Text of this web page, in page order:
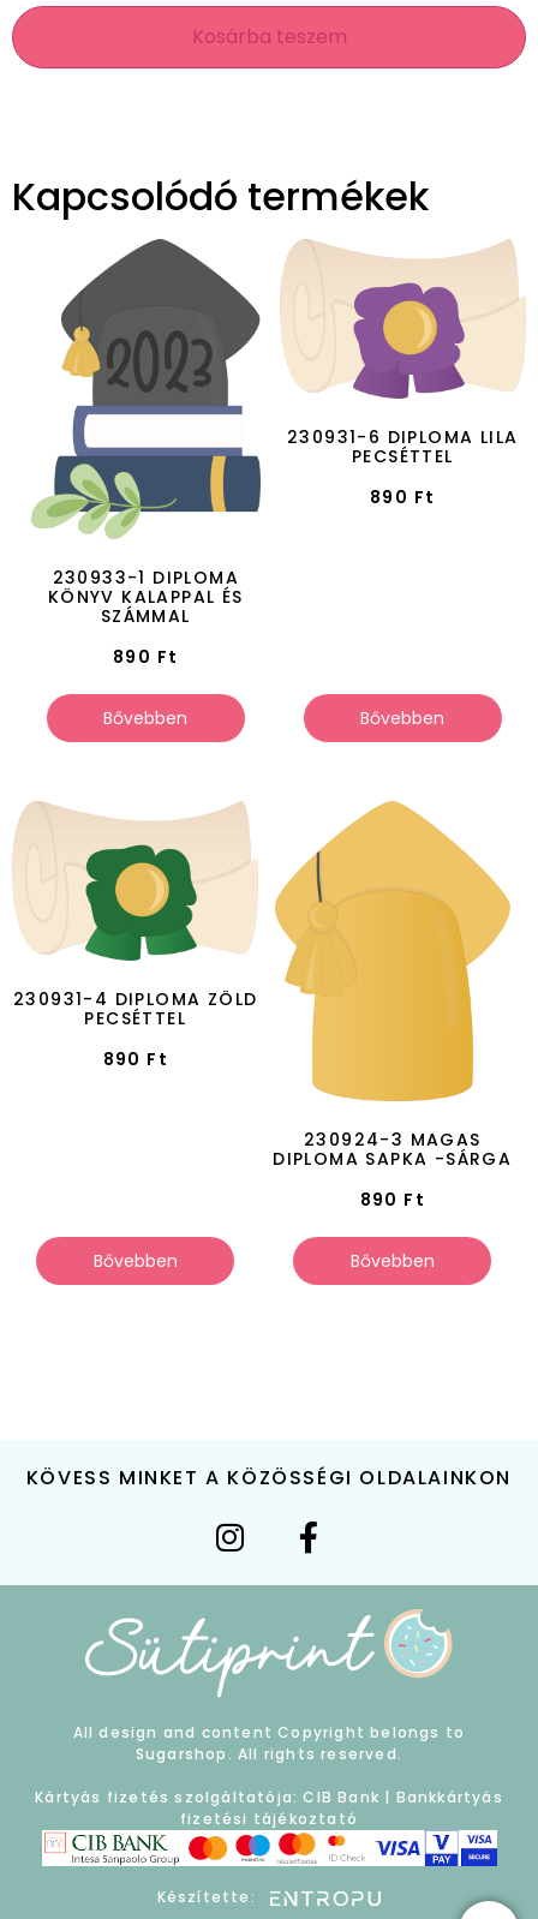
Kosárba teszem
Kapcsolódó termékek
230933-1 DIPLOMA
KÖNYV KALAPPAL ÉS
SZÁMMAL
890 Ft
Bővebben
230931-6 DIPLOMA LILA
PECSÉTTEL
890 Ft
Bővebben
230931-4 DIPLOMA ZÖLD
PECSÉTTEL
890 Ft
Bővebben
230924-3 MAGAS
DIPLOMA SAPKA -SÁRGA
890 Ft
Bővebben
KÖVESS MINKET A KÖZÖSSÉGI OLDALAINKON
All design and content Copyright belongs to
Sugarshop. All rights reserved.
Kártyás fizetés szolgáltatója: CIB Bank | Bankkártyás
fizetési tájékoztató
Készítette: